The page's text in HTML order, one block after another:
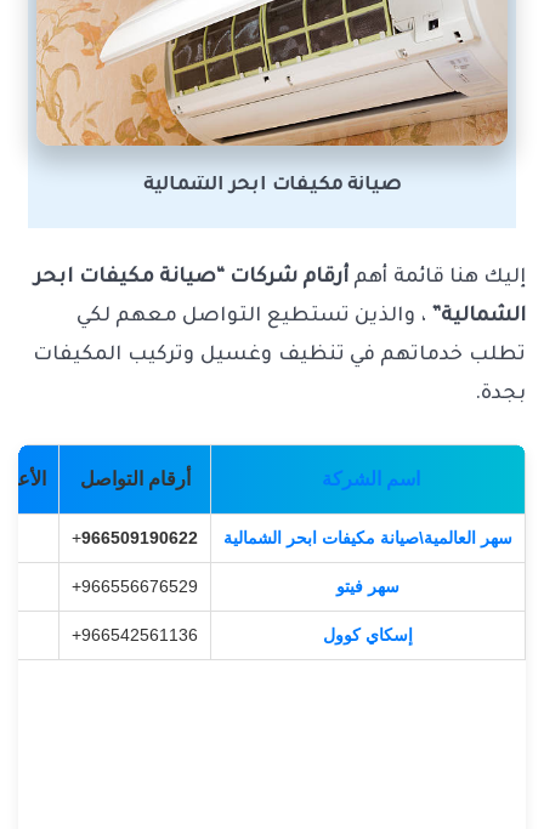
صيانة مكيفات ابحر الشمالية
إليك هنا قائمة أهم أرقام شركات “صيانة مكيفات ابحر
الشمالية” ، والذين تستطيع التواصل معهم لكي
تطلب خدماتهم في تنظيف وغسيل وتركيب المكيفات
بجدة.
اسم الشركة أرقام التواصل
سهر العالمية\صيانة مكيفات ابحر الشمالية 966509190622
+
سهر فيتو 966556676529+
إسكاي كوول 966542561136+